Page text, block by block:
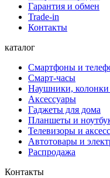
Гарантия и обмен
Trade-in
Контакты
каталог
Смартфоны и
Смарт-часы
Наушники, колонки
Аксессуары
Гаджеты для дома
Планшеты и
Телевизоры и
Автотовары и
Распродажа
Контакты